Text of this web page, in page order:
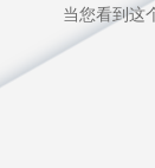
当您看到这